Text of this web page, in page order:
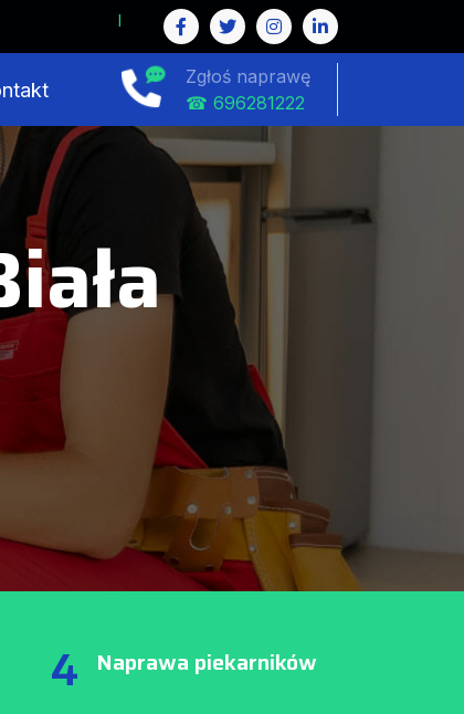
Zgłoś naprawę
☎ 696281222
4 Naprawa piekarników